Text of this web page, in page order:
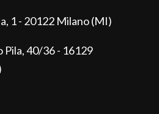
1 - 20122 Milano (MI)
Pila, 40/36 - 16129